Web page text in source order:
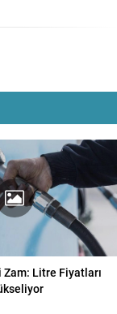
Litre Fiyatları